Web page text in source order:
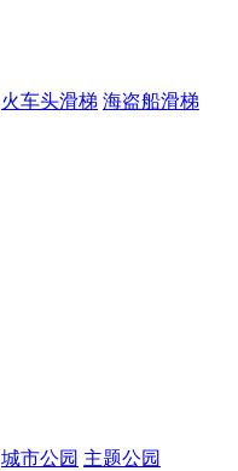
火车头滑梯 海盗船滑梯
城市公园 主题公园